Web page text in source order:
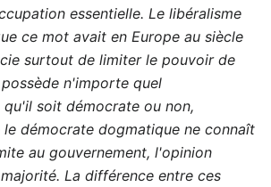
essentielle. Le libéralisme
ce mot avait en Europe au siècle
surtout de limiter le pouvoir de
n'importe quel
qu'il soit démocrate ou non,
démocrate dogmatique ne connaît
au gouvernement, l'opinion
La différence entre ces